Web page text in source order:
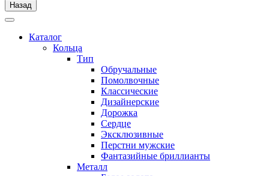
Назад
Каталог
Кольца
Тип
Обручальные
Помолвочные
Классические
Дизайнерские
Дорожка
Сердце
Эксклюзивные
Перстни мужские
Фантазийные бриллианты
Металл